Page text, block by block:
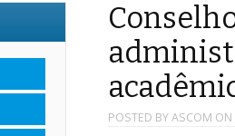
POSTED BYASCOM ON